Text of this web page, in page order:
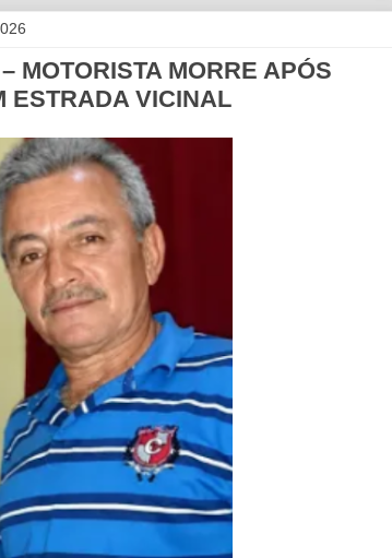
MOTORISTA MORRE APÓS
ESTRADA VICINAL